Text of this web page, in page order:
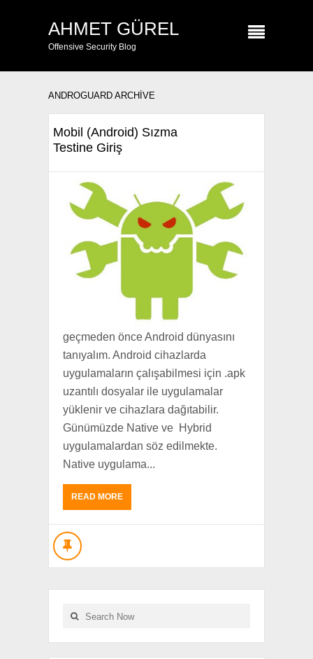
AHMET GÜREL
Offensive Security Blog
ANDROGUARD ARCHIVE
Mobil (Android) Sızma
Testine Giriş
Bu yazıda Android uygulamalarda
Mobil Sızma Testinde kullanılan
araçlardan bahsedeceğim. Araçlara
geçmeden önce Android dünyasını
tanıyalım. Android cihazlarda
uygulamaların çalışabilmesi için .apk
uzantılı dosyalar ile uygulamalar
yüklenir ve cihazlara dağıtabilir.
Günümüzde Native ve Hybrid
uygulamalardan söz edilmekte.
Native uygulama...
READ MORE